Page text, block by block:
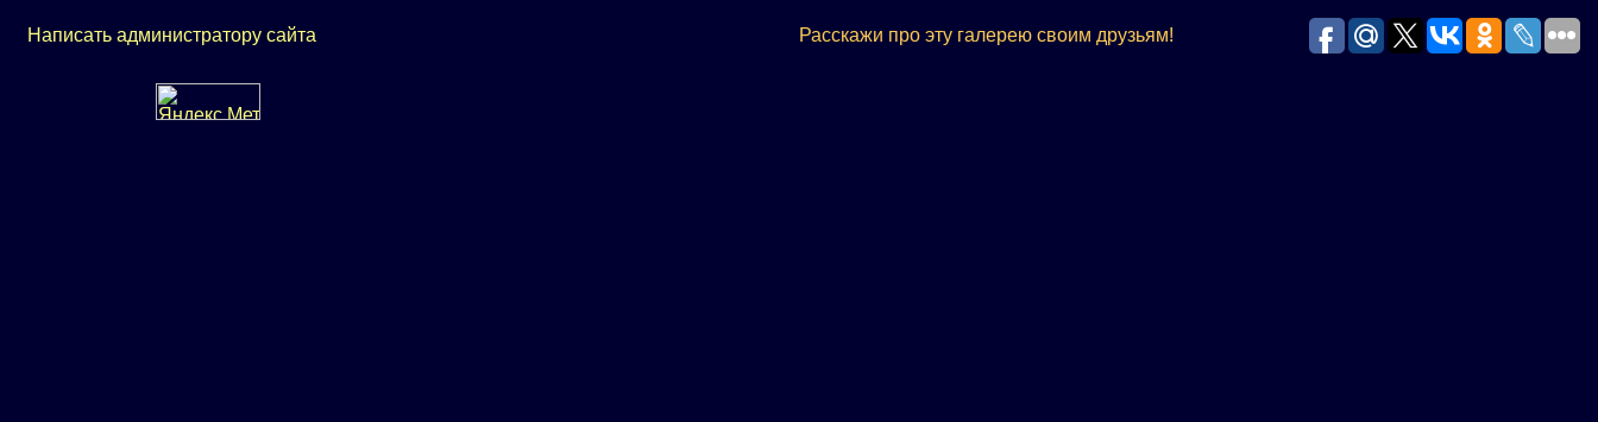
Написать администратору сайта Расскажи про эту галерею своим друзьям!